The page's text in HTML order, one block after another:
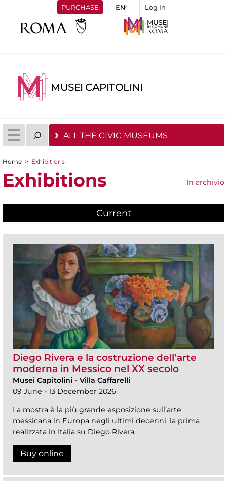
PURCHASE Log In
MUSEI CAPITOLINI
ALL THE CIVIC MUSEUMS
You are here
Home > Exhibitions
Exhibitions In archivio
Current(active tab)
Diego Rivera e la costruzione dell’arte
moderna in Messico nel XX secolo
Musei Capitolini - Villa Caffarelli
09 June - 13 December 2026
La mostra è la più grande esposizione sull’arte
messicana in Europa negli ultimi decenni, la prima
realizzata in Italia su Diego Rivera.
Buy online